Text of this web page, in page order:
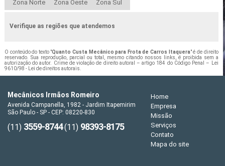
Zona Norte Zona Oeste Zona Sul
Verifique as regiões que atendemos
O conteúdo do texto "Quanto Custa Mecânico para Frota de Carros Itaquera" é de direito
reservado. Sua reprodução, parcial ou total, mesmo citando nossos links, é proibida sem a
autorização do autor. Crime de violação de direito autoral – artigo 184 do Código Penal –
Lei
9610/98 - Lei de direitos autorais.
Mecânicos Irmãos Romeiro
Avenida Campanella, 1982 - Jardim Itapemirim
São Paulo - SP - CEP: 08220-830
(11) 3559-8744(11) 98393-8175
Home
Empresa
Missão
Serviços
Contato
Mapa do site